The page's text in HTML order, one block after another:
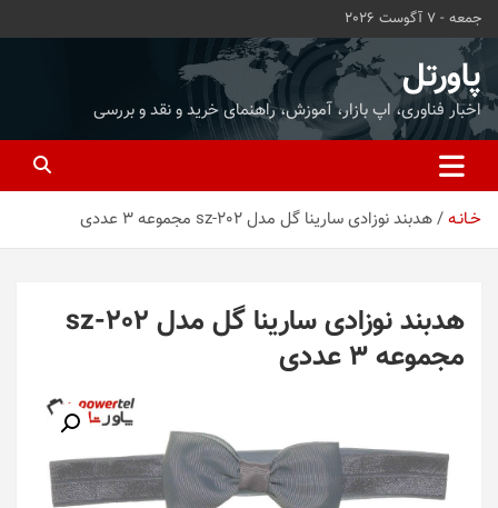
محتوا
بروید
جمعه - 7 آگوست 2026
پاورتل
اخبار فناوری، اپ بازار، آموزش، راهنمای خرید و نقد و بررسی
خـانـه هدبند نوزادی سارینا گل مدل sz-202 مجموعه 3 عددی
هدبند نوزادی سارینا گل مدل sz-202
مجموعه 3 عددی